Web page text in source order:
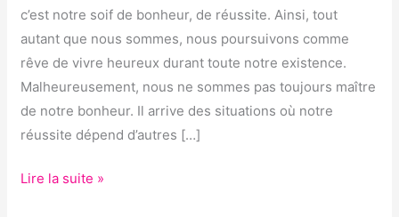
c’est notre soif de bonheur, de réussite. Ainsi, tout
autant que nous sommes, nous poursuivons comme
rêve de vivre heureux durant toute notre existence.
Malheureusement, nous ne sommes pas toujours maître
de notre bonheur. Il arrive des situations où notre
réussite dépend d’autres […]
Lire la suite »